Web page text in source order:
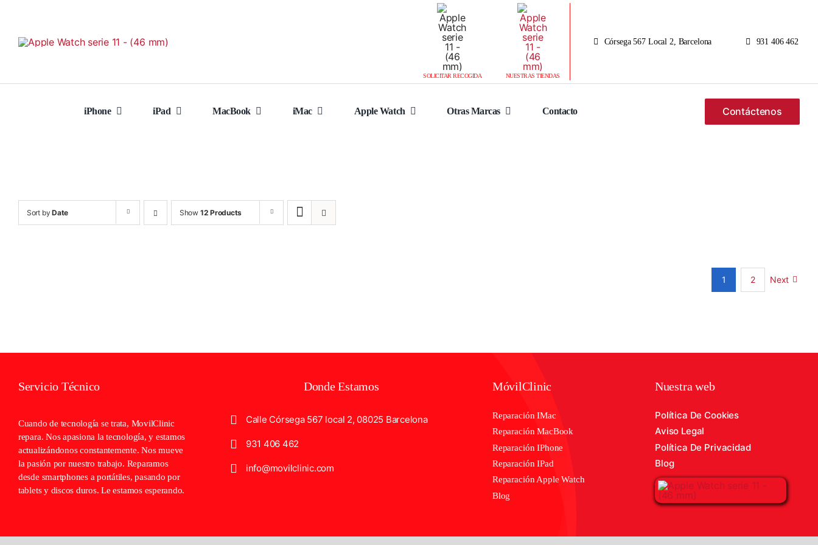
content
SOLICITAR RECOGIDA NUESTRAS TIENDAS
Córsega 567 Local 2, Barcelona 931 406 462
iPhone iPad MacBook iMac Apple Watch Otras Marcas Contacto Contáctenos
Sort byDate Show 12 Products
1 2 Next
Servicio Técnico
Cuando de tecnología se trata, MovilClinic
repara. Nos apasiona la tecnología, y estamos
actualizándonos constantemente. Nos mueve
la pasión por nuestro trabajo. Reparamos
desde smartphones a portátiles, pasando por
tablets y discos duros. Le estamos esperando.
Donde Estamos
Calle Córsega 567 local 2, 08025 Barcelona
931 406 462
info@movilclinic.com
MóvilClinic
Reparación IMac
Reparación MacBook
Reparación IPhone
Reparación IPad
Reparación Apple Watch
Blog
Nuestra web
Política De Cookies
Aviso Legal
Política De Privacidad
Blog